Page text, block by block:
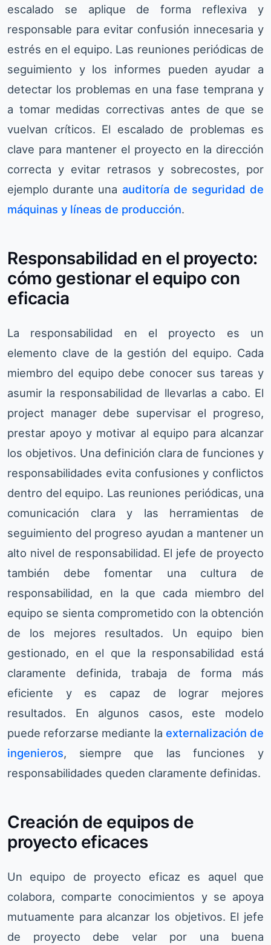
escalado se aplique de forma reflexiva y
responsable para evitar confusión innecesaria y
estrés en el equipo. Las reuniones periódicas de
seguimiento y los informes pueden ayudar a
detectar los problemas en una fase temprana y
a tomar medidas correctivas antes de que se
vuelvan críticos. El escalado de problemas es
clave para mantener el proyecto en la dirección
correcta y evitar retrasos y sobrecostes, por
ejemplo durante una auditoría de seguridad de
máquinas y líneas de producción.
Responsabilidad en el proyecto:
cómo gestionar el equipo con
eficacia
La responsabilidad en el proyecto es un
elemento clave de la gestión del equipo. Cada
miembro del equipo debe conocer sus tareas y
asumir la responsabilidad de llevarlas a cabo. El
project manager debe supervisar el progreso,
prestar apoyo y motivar al equipo para alcanzar
los objetivos. Una definición clara de funciones y
responsabilidades evita confusiones y conflictos
dentro del equipo. Las reuniones periódicas, una
comunicación clara y las herramientas de
seguimiento del progreso ayudan a mantener un
alto nivel de responsabilidad. El jefe de proyecto
también debe fomentar una cultura de
responsabilidad, en la que cada miembro del
equipo se sienta comprometido con la obtención
de los mejores resultados. Un equipo bien
gestionado, en el que la responsabilidad está
claramente definida, trabaja de forma más
eficiente y es capaz de lograr mejores
resultados. En algunos casos, este modelo
puede reforzarse mediante la externalización de
ingenieros, siempre que las funciones y
responsabilidades queden claramente definidas.
Creación de equipos de
proyecto eficaces
Un equipo de proyecto eficaz es aquel que
colabora, comparte conocimientos y se apoya
mutuamente para alcanzar los objetivos. El jefe
de proyecto debe velar por una buena